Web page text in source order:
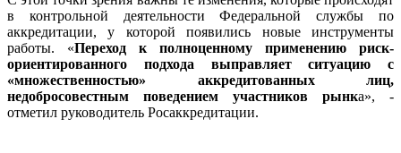
в контрольной деятельности Федеральной службы по
аккредитации, у которой появились новые инструменты
работы. «Переход к полноценному применению риск-
ориентированного подхода выправляет ситуацию с
«множественностью» аккредитованных лиц,
недобросовестным поведением участников рынка», -
отметил руководитель Росаккредитации.